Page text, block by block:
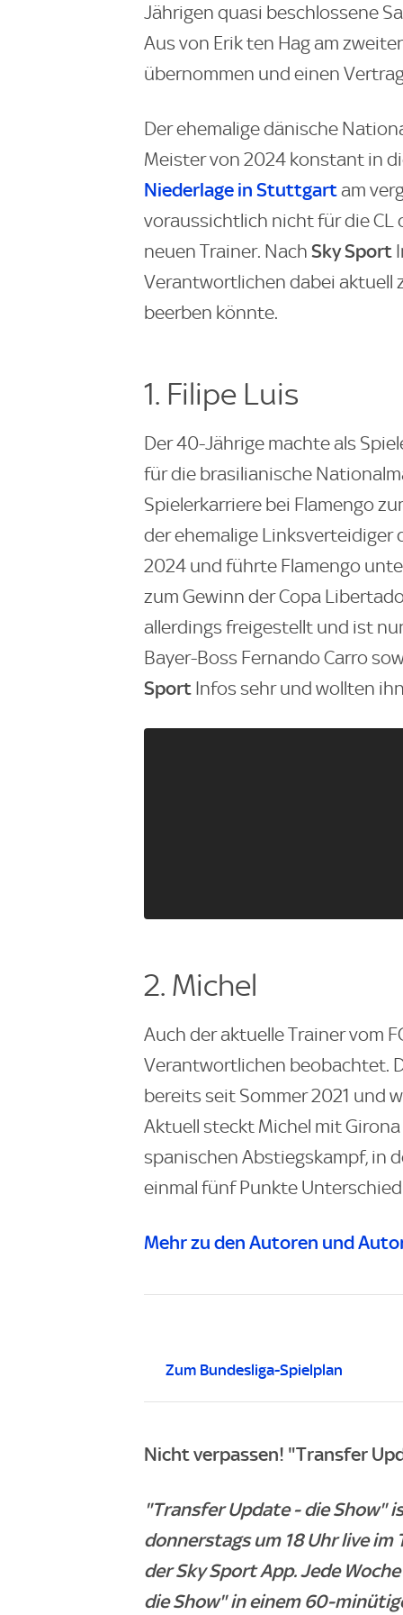
Jährigen quasi beschlossene
Aus von Erik ten Hag am
übernommen und einen
Der ehemalige dänische
Meister von 2024 konstant in
Niederlage in Stuttgartam
voraussichtlich nicht für die
neuen Trainer. Nach Sky Sport
Verantwortlichen dabei aktuell
beerben könnte.
1. Filipe Luis
Der 40-Jährige machte als
für die brasilianische
Spielerkarriere bei Flamengo
der ehemalige Linksverteidiger
2024 und führte Flamengo
zum Gewinn der Copa
allerdings freigestellt und ist
Bayer-Boss Fernando Carro
Sport Infos sehr und wollten
2. Michel
Auch der aktuelle Trainer vom
Verantwortlichen beobachtet.
bereits seit Sommer 2021 und
Aktuell steckt Michel mit
spanischen Abstiegskampf, in
einmal fünf Punkte
Mehr zu den Autoren und
Zum Bundesliga-Spielplan
Nicht verpassen! "Transfer
"Transfer Update - die Show"
donnerstags um 18 Uhr live im
der Sky Sport App. Jede
die Show" in einem 60-